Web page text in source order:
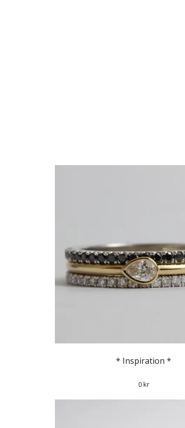
* Inspiration *
0 kr